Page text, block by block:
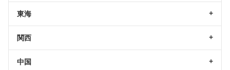
東海
関西
中国